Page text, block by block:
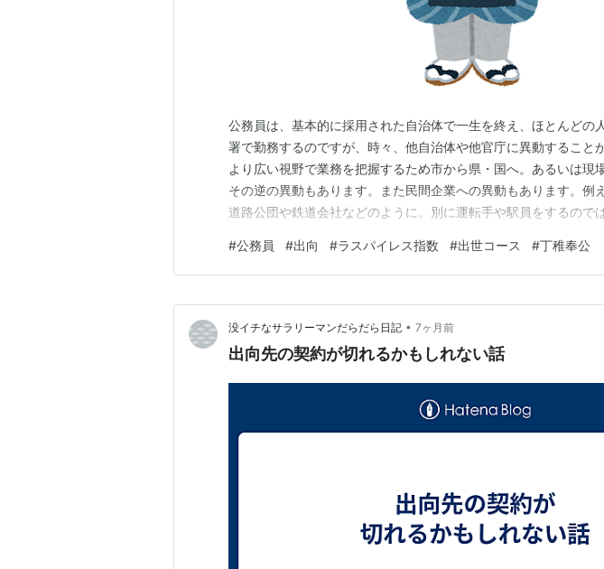
公務員は、基本的に採用された自治体で一生を終え、ほとんどの
署で勤務するのですが、時々、他自治体や他官庁に異動すること
より広い視野で業務を把握するため市から県・国へ。あるいは現
その逆の異動もあります。また民間企業への異動もあります。例
道路公団や鉄道会社などのように。別に運転手や駅員をするので
の温床と言われますが、そんな恩恵に預かれるのは「上級」公務
そして、これらを「出向」といいます。民間では、どちらか…
#公務員 #出向 #ラスパイレス指数 #出世コース #丁稚奉公
没イチなサラリーマンだらだら日記 • 7ヶ月前
出向先の契約が切れるかもしれない話